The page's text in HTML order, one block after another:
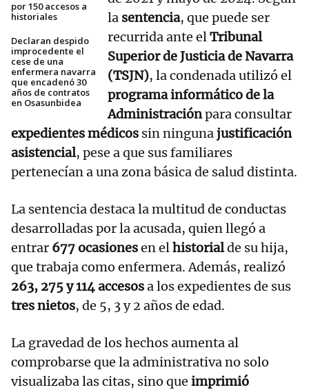
por 150 accesos a
historiales
Declaran despido
improcedente el
cese de una
enfermera navarra
que encadenó 30
años de contratos
en Osasunbidea
la sentencia, que puede ser
recurrida ante elTribunal
Superior de Justicia de Navarra
(TSJN), la condenada utilizó el
programa informático de la
Administraciónpara consultar
expedientes médicos sin ningunajustificación
asistencial, pese a que sus familiares
pertenecían a una zona básica de salud distinta.
La sentencia destaca la multitud de conductas
desarrolladas por la acusada, quien llegó a
entrar 677 ocasionesen elhistorialde su hija,
que trabaja como enfermera. Además, realizó
263, 275 y 114 accesosa los expedientes de sus
tres nietos, de 5, 3 y 2 años de edad.
La gravedad de los hechos aumenta al
comprobarse que la administrativa no solo
visualizaba las citas, sino que imprimió